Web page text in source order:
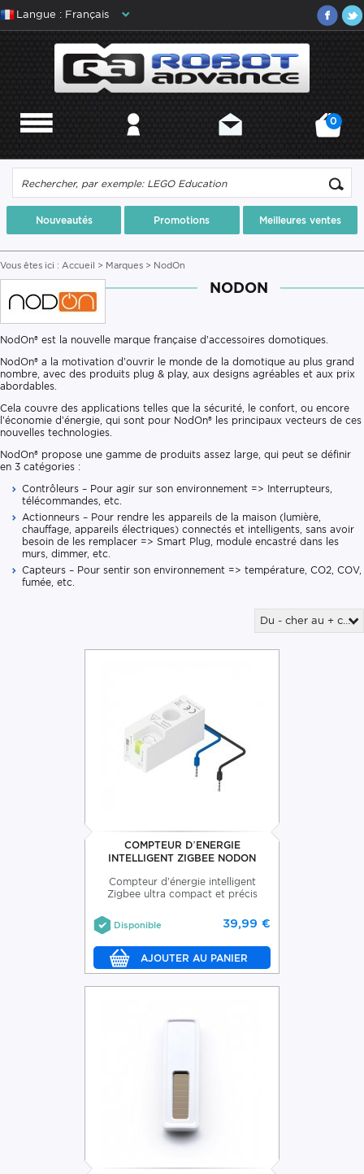
Langue : Français
0
Nouveautés Promotions Meilleures ventes
Vous êtes ici : Accueil > Marques > NodOn
NODON
NodOn® est la nouvelle marque française d’accessoires domotiques.
NodOn® a la motivation d’ouvrir le monde de la domotique au plus grand
nombre, avec des produits plug & play, aux designs agréables et aux prix
abordables.
Cela couvre des applications telles que la sécurité, le confort, ou encore
l’économie d’énergie, qui sont pour NodOn® les principaux vecteurs de ces
nouvelles technologies.
NodOn® propose une gamme de produits assez large, qui peut se définir
en 3 catégories :
Contrôleurs – Pour agir sur son environnement => Interrupteurs,
télécommandes, etc.
Actionneurs – Pour rendre les appareils de la maison (lumière,
chauffage, appareils électriques) connectés et intelligents, sans avoir
besoin de les remplacer => Smart Plug, module encastré dans les
murs, dimmer, etc.
Capteurs – Pour sentir son environnement => température, CO2, COV,
fumée, etc.
Du - cher au + cher
COMPTEUR D’ENERGIE
INTELLIGENT ZIGBEE NODON
Compteur d’énergie intelligent
Zigbee ultra compact et précis
39,99 €
Disponible